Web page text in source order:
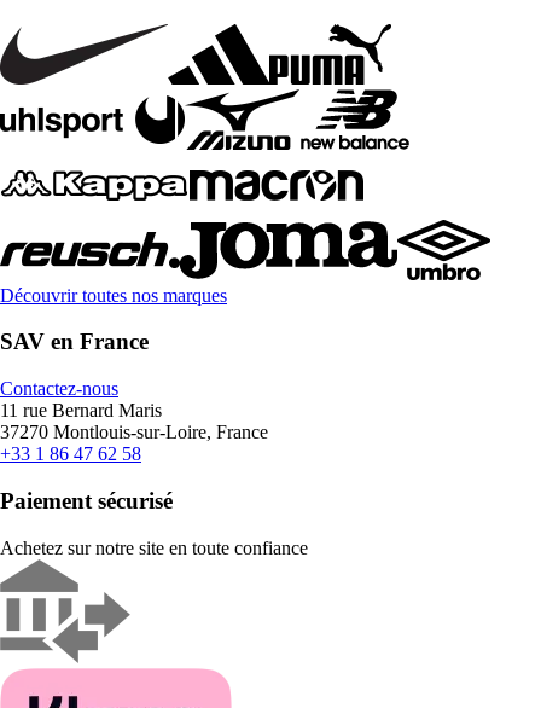
Découvrir toutes nos marques
SAV en France
Contactez-nous
11 rue Bernard Maris
37270 Montlouis-sur-Loire, France
+33 1 86 47 62 58
Paiement sécurisé
Achetez sur notre site en toute confiance